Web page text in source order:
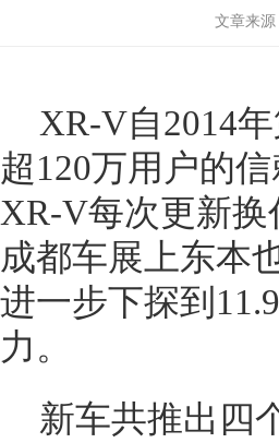
文章来
XR-V自2014
超120万用户的
XR-V每次更新
成都车展上东本
进一步下探到
力。
新车共推出四